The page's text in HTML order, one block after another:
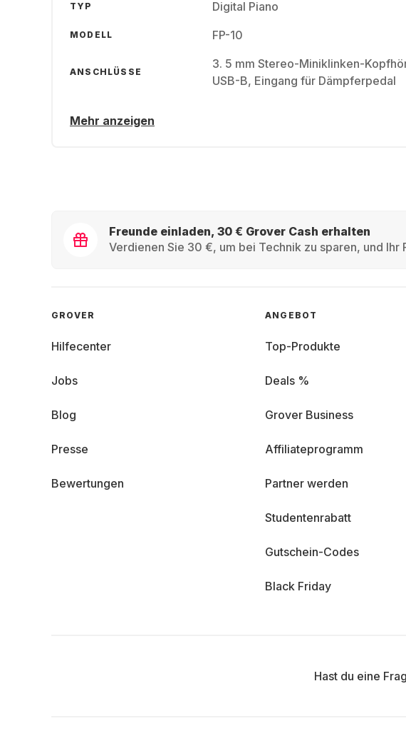
TYP Digital Piano
MODELL FP-10
ANSCHLÜSSE
3. 5 mm Stereo-Miniklinken-
USB-B, Eingang für Dämpferpedal
Mehr anzeigen
Freunde einladen, 30 € Grover Cash erhalten
Verdienen Sie 30 €, um bei Technik zu sparen, und Ihr
GROVER
Hilfecenter
Jobs
Blog
Presse
Bewertungen
ANGEBOT
Top-Produkte
Deals %
Grover Business
Affiliateprogramm
Partner werden
Studentenrabatt
Gutschein-Codes
Black Friday
Hast du eine